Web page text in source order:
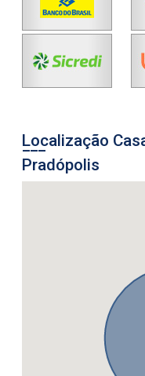
Localização
Pradópolis